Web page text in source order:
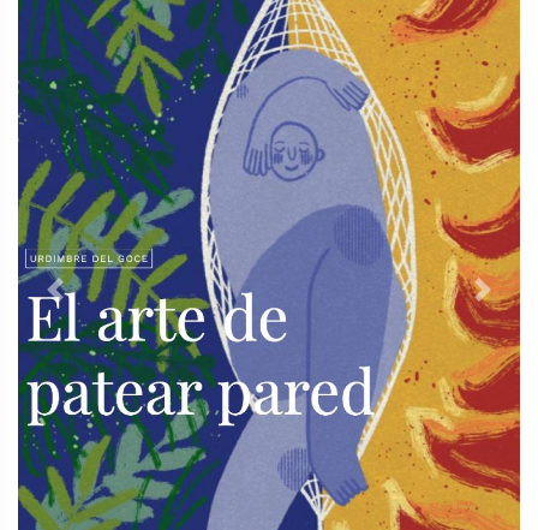
Previous Next